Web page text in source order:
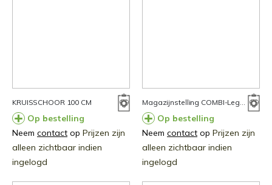
KRUISSCHOOR 100 CM
Op bestelling
Neem contact op Prijzen zijn
alleen zichtbaar indien
ingelogd
Op bestelling
Neem contact op Prijzen zijn
alleen zichtbaar indien
ingelogd